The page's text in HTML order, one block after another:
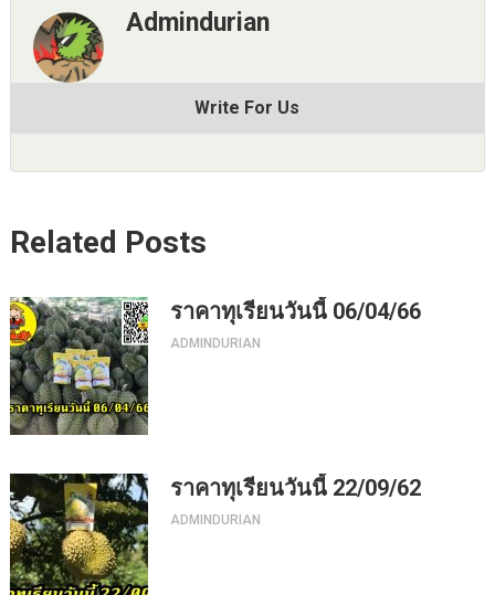
Admindurian
Write For Us
Related Posts
ราคาทุเรียนวันนี้ 06/04/66
ADMINDURIAN
ราคาทุเรียนวันนี้ 22/09/62
ADMINDURIAN